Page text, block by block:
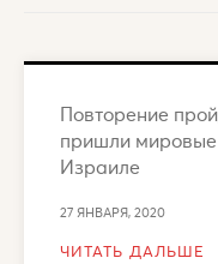
Повторение
пришли
Израиле
27 ЯНВАРЯ, 2020
ЧИТАТЬ ДАЛЬШЕ